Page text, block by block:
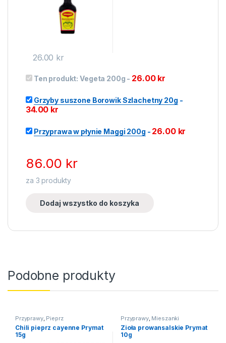
26.00 kr
Ten produkt:Vegeta 200g - 26.00 kr
Grzyby suszone Borowik Szlachetny 20g -
34.00 kr
Przyprawa w płynie Maggi 200g - 26.00 kr
86.00 kr
za 3 produkty
Dodaj wszystko do koszyka
Podobne produkty
Przyprawy, Pieprz
Chili pieprz cayenne Prymat
15g
Przyprawy, Mieszanki
Zioła prowansalskie Prymat
10g